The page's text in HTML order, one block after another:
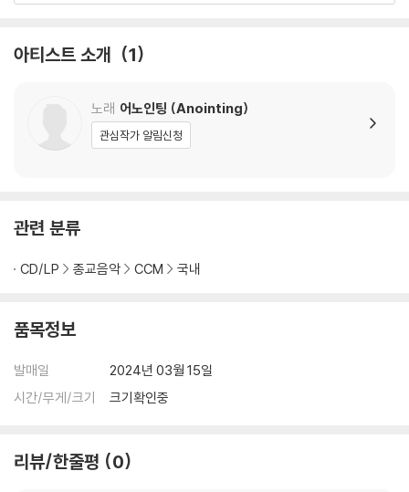
우리 예배자들의 삶속에서도 그 날과 동일한 감격으로 다가오기를, 그렇게
그 날처럼 마음을 드리며 ‘하나님 나라 여행자’로서 예배할 수 있기를 간절
SONG LIST
기범 작사, 한상도 박승규 작곡)
Willie Weeks 작사, 작곡)
3. 난 주를 기뻐해 I'll Rejoice In The Lord (한상도 박기범 작사, 한상도
작곡)
h For Me (주영광 작사, 작곡)
od, Brooke Ligertwood 작사, 작곡)
6. 나의 형질이 I Am Yours Always And Forever (박기범 작사, 한경숙
아티스트 소개 1
노래 어노인팅 (Anointing)
관심작가 알림신청
관련 분류
CD/LP 종교음악 CCM 국내
품목정보
발매일
2024년 03월 15일
시간/무게/크기
크기확인중
리뷰/한줄평 0